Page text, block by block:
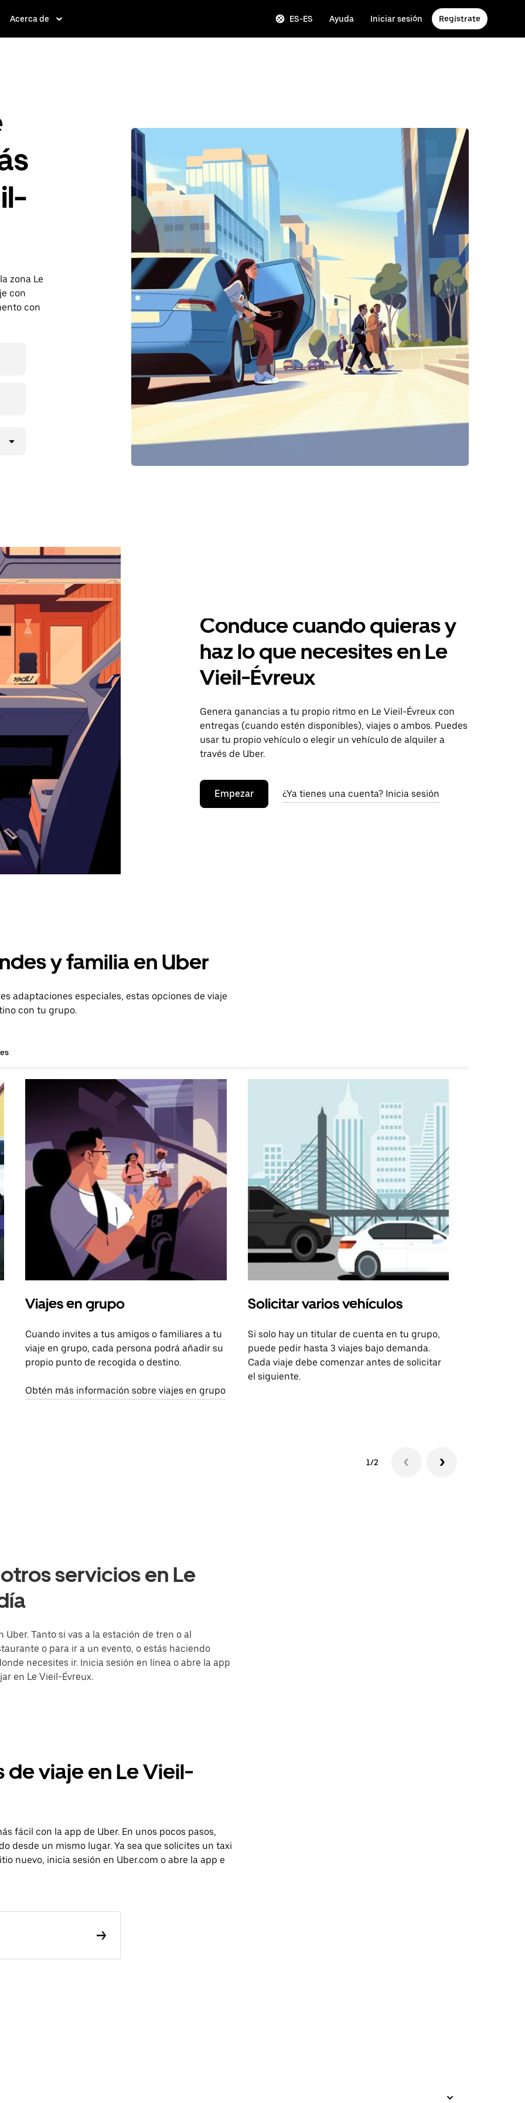
Acerca de ES-ES Ayuda Iniciar sesión Regístrate
zona Le
con
con
Conduce cuando quieras y
haz lo que necesites en Le
Vieil-Évreux
Genera ganancias a tu propio ritmo en Le Vieil-Évreux con
entregas (cuando estén disponibles), viajes o ambos. Puedes
usar tu propio vehículo o elegir un vehículo de alquiler a
través de Uber.
Empezar ¿Ya tienes una cuenta? Inicia sesión
y familia en Uber
adaptaciones especiales, estas opciones de viaje
con tu grupo.
Viajes en grupo
Cuando invites a tus amigos o familiares a tu
viaje en grupo, cada persona podrá añadir su
propio punto de recogida o destino.
Obtén más información sobre viajes en grupo
Solicitar varios vehículos
Si solo hay un titular de cuenta en tu grupo,
puede pedir hasta 3 viajes bajo demanda.
Cada viaje debe comenzar antes de solicitar
el siguiente.
1/2
servicios en Le
Tanto si vas a la estación de tren o al
o para ir a un evento, o estás haciendo
necesites ir. Inicia sesión en línea o abre la app
en Le Vieil-Évreux.
de viaje en Le Vieil-
fácil con la app de Uber. En unos pocos pasos,
desde un mismo lugar. Ya sea que solicites un taxi
nuevo, inicia sesión en Uber.com o abre la app e